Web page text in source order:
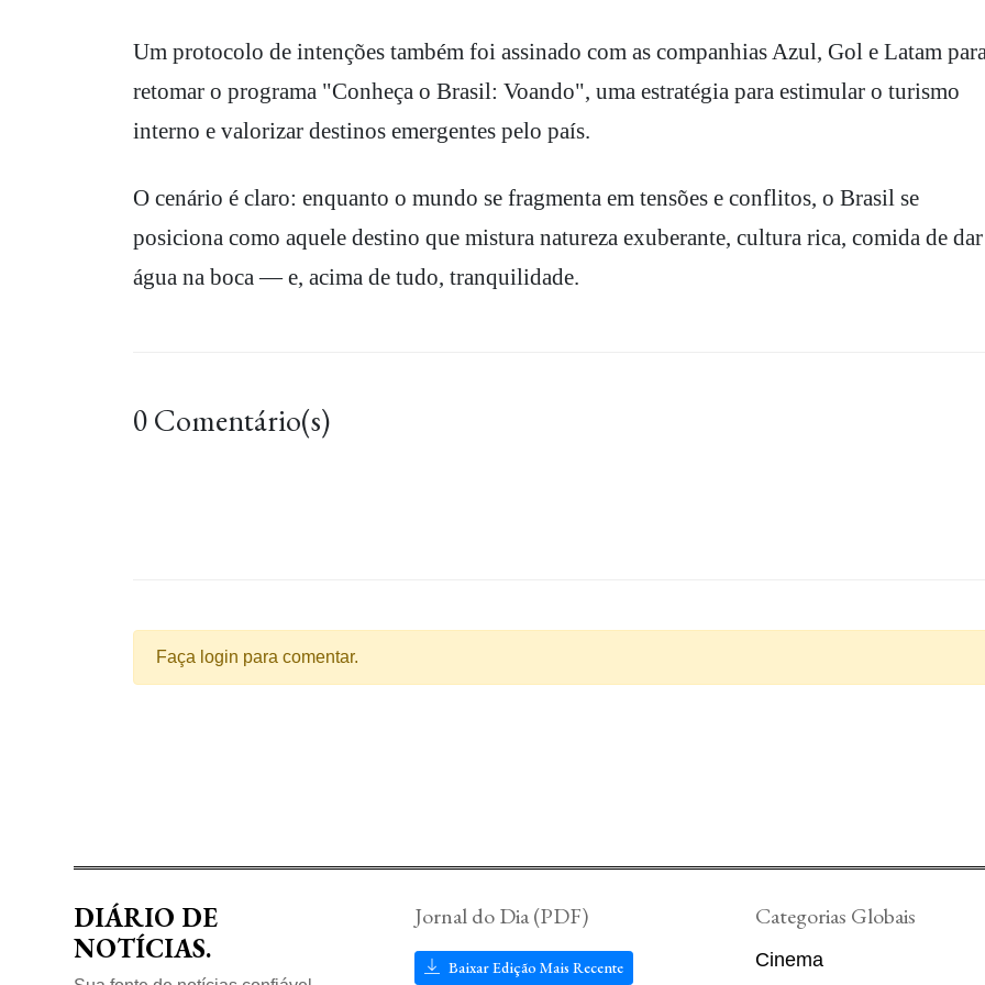
Um protocolo de intenções também foi assinado com as companhias Azul, Gol e Latam
retomar o programa "Conheça o Brasil: Voando", uma estratégia para estimular o turismo
interno e valorizar destinos emergentes pelo país.
O cenário é claro: enquanto o mundo se fragmenta em tensões e conflitos, o Brasil se
posiciona como aquele destino que mistura natureza exuberante, cultura rica, comida de dar
água na boca — e, acima de tudo, tranquilidade.
0 Comentário(s)
Faça login para comentar.
DIÁRIO DE
NOTÍCIAS.
Jornal do Dia (PDF)
Baixar Edição Mais Recente
Categorias Globais
Cinema